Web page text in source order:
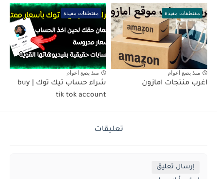
مقتطفات مفيدة
منذ بضع اعوام
اغرب منتجات امازون
مقتطفات مفيدة
منذ بضع اعوام
شراء حساب تيك توك | buy
tik tok account
تعليقات
إرسال تعليق